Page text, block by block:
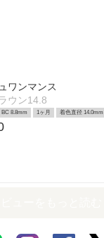
ワンマンス
ウン14.8
BC 8.8mm 1ヶ月 着色直径 14.0mm